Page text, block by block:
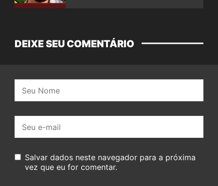
DEIXE SEU COMENTÁRIO
mail:
Salvar dados neste navegador para a próxima
vez que eu for comentar.